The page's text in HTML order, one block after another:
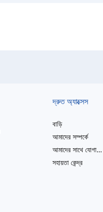
দ্রুত অ্যাক্সেস
বাড়ি
আমাদের সম্পর্কে
আমাদের সাথে যোগাযোগ করুন
সহায়তা কেন্দ্র